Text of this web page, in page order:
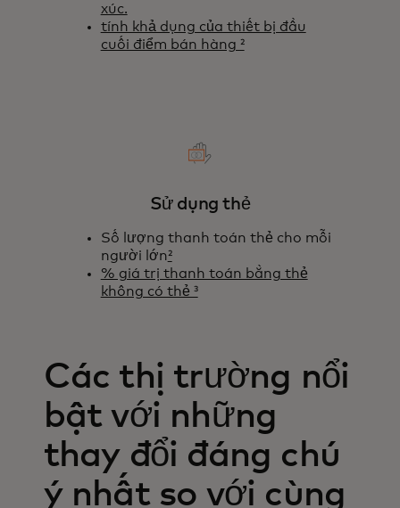
xúc.
tính khả dụng của thiết bị đầu
cuối điểm bán hàng ²
Sử dụng thẻ
Số lượng thanh toán thẻ cho mỗi
người lớn²
% giá trị thanh toán bằng thẻ
không có thẻ ³
Các thị trường nổi
bật với những
thay đổi đáng chú
ý nhất so với cùng